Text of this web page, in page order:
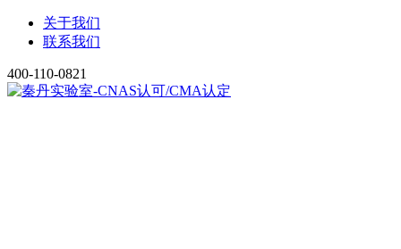
关于我们
联系我们
400-110-0821